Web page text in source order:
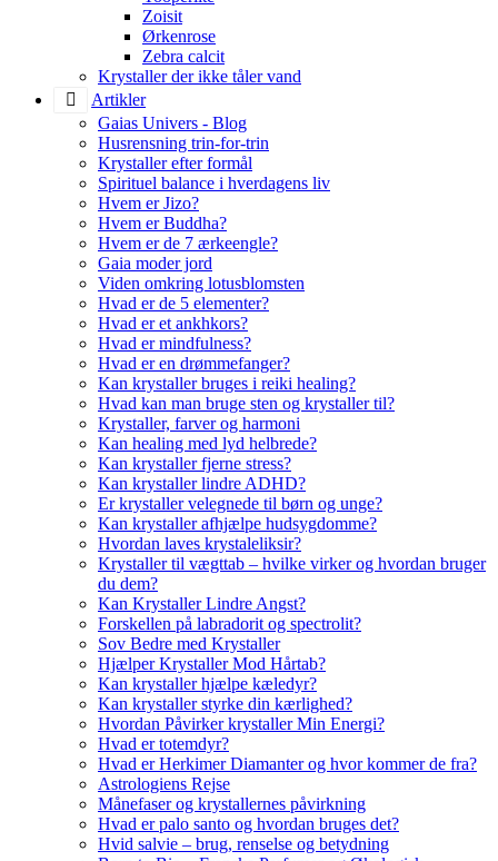
Zoisit
Ørkenrose
Zebra calcit
Krystaller der ikke tåler vand
Artikler
Gaias Univers - Blog
Husrensning trin-for-trin
Krystaller efter formål
Spirituel balance i hverdagens liv
Hvem er Jizo?
Hvem er Buddha?
Hvem er de 7 ærkeengle?
Gaia moder jord
Viden omkring lotusblomsten
Hvad er de 5 elementer?
Hvad er et ankhkors?
Hvad er mindfulness?
Hvad er en drømmefanger?
Kan krystaller bruges i reiki healing?
Hvad kan man bruge sten og krystaller til?
Krystaller, farver og harmoni
Kan healing med lyd helbrede?
Kan krystaller fjerne stress?
Kan krystaller lindre ADHD?
Er krystaller velegnede til børn og unge?
Kan krystaller afhjælpe hudsygdomme?
Hvordan laves krystaleliksir?
Krystaller til vægttab – hvilke virker og hvordan bruger
du dem?
Kan Krystaller Lindre Angst?
Forskellen på labradorit og spectrolit?
Sov Bedre med Krystaller
Hjælper Krystaller Mod Hårtab?
Kan krystaller hjælpe kæledyr?
Kan krystaller styrke din kærlighed?
Hvordan Påvirker krystaller Min Energi?
Hvad er totemdyr?
Hvad er Herkimer Diamanter og hvor kommer de fra?
Astrologiens Rejse
Månefaser og krystallernes påvirkning
Hvad er palo santo og hvordan bruges det?
Hvid salvie – brug, renselse og betydning